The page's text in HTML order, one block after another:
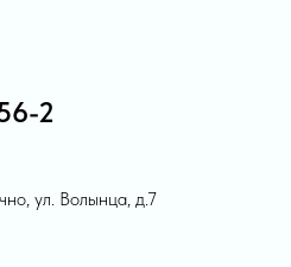
2
ул. Волынца, д.7